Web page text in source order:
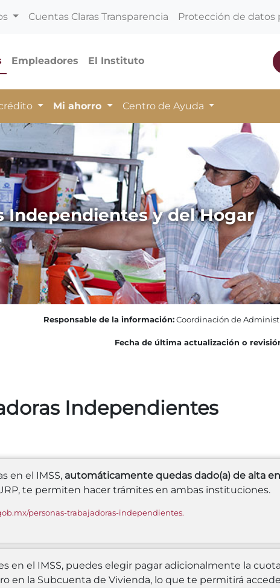
Cuentas Claras Transparencia Protección de datos
Empleadores El Instituto
Mi ahorro Centro de Ayuda
Independientes y del Hogar
Responsable de la información: Coordinación de
Fecha de última actualización o
Independientes
en el IMSS, automáticamente quedas dado(a) de alta
te permiten hacer trámites en ambas instituciones.
personas-trabajadoras-independientes.
en el IMSS, puedes elegir pagar adicionalmente la
en la Subcuenta de Vivienda, lo que te permitirá